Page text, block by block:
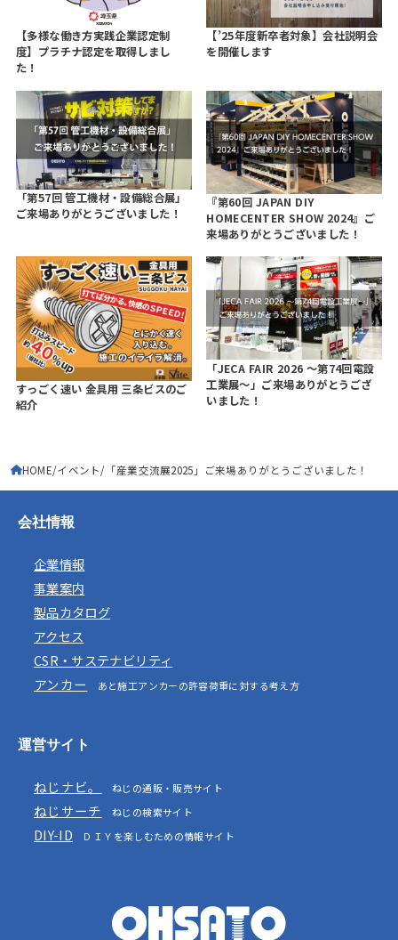
【多様な働き方実践企業認定制
度】プラチナ認定を取得しまし
た！
【’25年度新卒者対象】会社説明会
を開催します
「第57回 管工機材・設備総合展」
ご来場ありがとうございました！
『第60回 JAPAN DIY
HOMECENTER SHOW 2024』ご
来場ありがとうございました！
すっごく速い 金具用 三条ビスのご
紹介
「JECA FAIR 2026 ～第74回電設
工業展～」ご来場ありがとうござ
いました！
HOME イベント 「産業交流展2025」ご来場ありがとうございました！
会社情報
企業情報
事業案内
製品カタログ
アクセス
CSR・サステナビリティ
アンカー
あと施工アンカーの許容荷重に対する考え方
運営サイト
ねじナビ。 ねじの通販・販売サイト
ねじサーチ ねじの検索サイト
DIY-ID ＤＩＹを楽しむための情報サイト